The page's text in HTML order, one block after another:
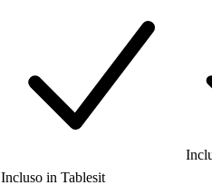
Incluso in Tablesit